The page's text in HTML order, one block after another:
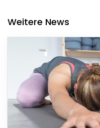
Weitere News